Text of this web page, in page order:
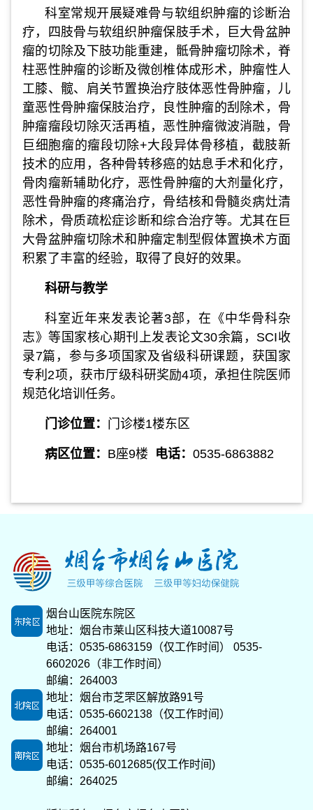
科室常规开展疑难骨与软组织肿瘤的诊断治
疗，四肢骨与软组织肿瘤保肢手术，巨大骨盆肿
瘤的切除及下肢功能重建，骶骨肿瘤切除术，脊
柱恶性肿瘤的诊断及微创椎体成形术，肿瘤性人
工膝、髋、肩关节置换治疗肢体恶性骨肿瘤，儿
童恶性骨肿瘤保肢治疗，良性肿瘤的刮除术，骨
肿瘤瘤段切除灭活再植，恶性肿瘤微波消融，骨
巨细胞瘤的瘤段切除+大段异体骨移植，截肢新
技术的应用，各种骨转移癌的姑息手术和化疗，
骨肉瘤新辅助化疗，恶性骨肿瘤的大剂量化疗，
恶性骨肿瘤的疼痛治疗，骨结核和骨髓炎病灶清
除术，骨质疏松症诊断和综合治疗等。尤其在巨
大骨盆肿瘤切除术和肿瘤定制型假体置换术方面
积累了丰富的经验，取得了良好的效果。
科研与教学
科室近年来发表论著3部，在《中华骨科杂
志》等国家核心期刊上发表论文30余篇，SCI收
录7篇，参与多项国家及省级科研课题，获国家
专利2项，获市厅级科研奖励4项，承担住院医师
规范化培训任务。
门诊位置： 门诊楼1楼东区
病区位置： B座9楼 电话： 0535-6863882
烟台山医院东院区
地址：烟台市莱山区科技大道10087号
电话：0535-6863159（仅工作时间） 0535-
6602026（非工作时间）
邮编：264003
地址：烟台市芝罘区解放路91号
电话：0535-6602138（仅工作时间）
邮编：264001
地址：烟台市机场路167号
电话：0535-6012685(仅工作时间)
邮编：264025